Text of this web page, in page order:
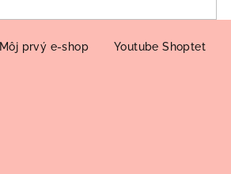
Môj prvý e-shop Youtube Shoptet